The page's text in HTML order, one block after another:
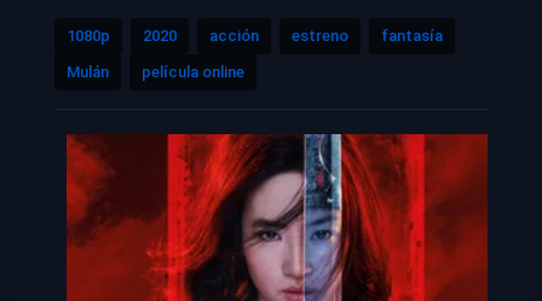
1080p 2020 acción estreno
fantasía
Mulán
película online